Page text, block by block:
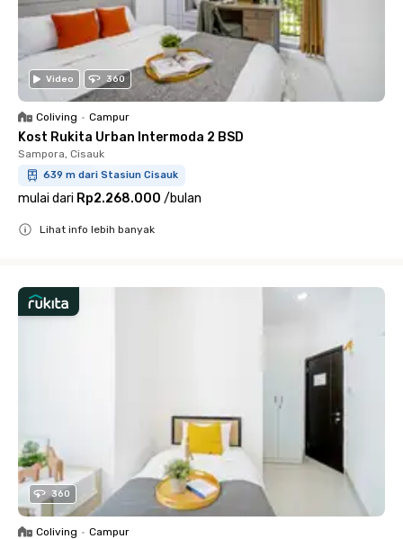
Video 360
Coliving • Campur
Kost Rukita Urban Intermoda 2 BSD
Sampora, Cisauk
639 m dari Stasiun Cisauk
mulai dari Rp2.268.000 /bulan
Lihat info lebih banyak
360
Coliving • Campur